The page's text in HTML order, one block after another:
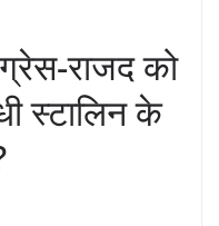
राजद को
स्टालिन के